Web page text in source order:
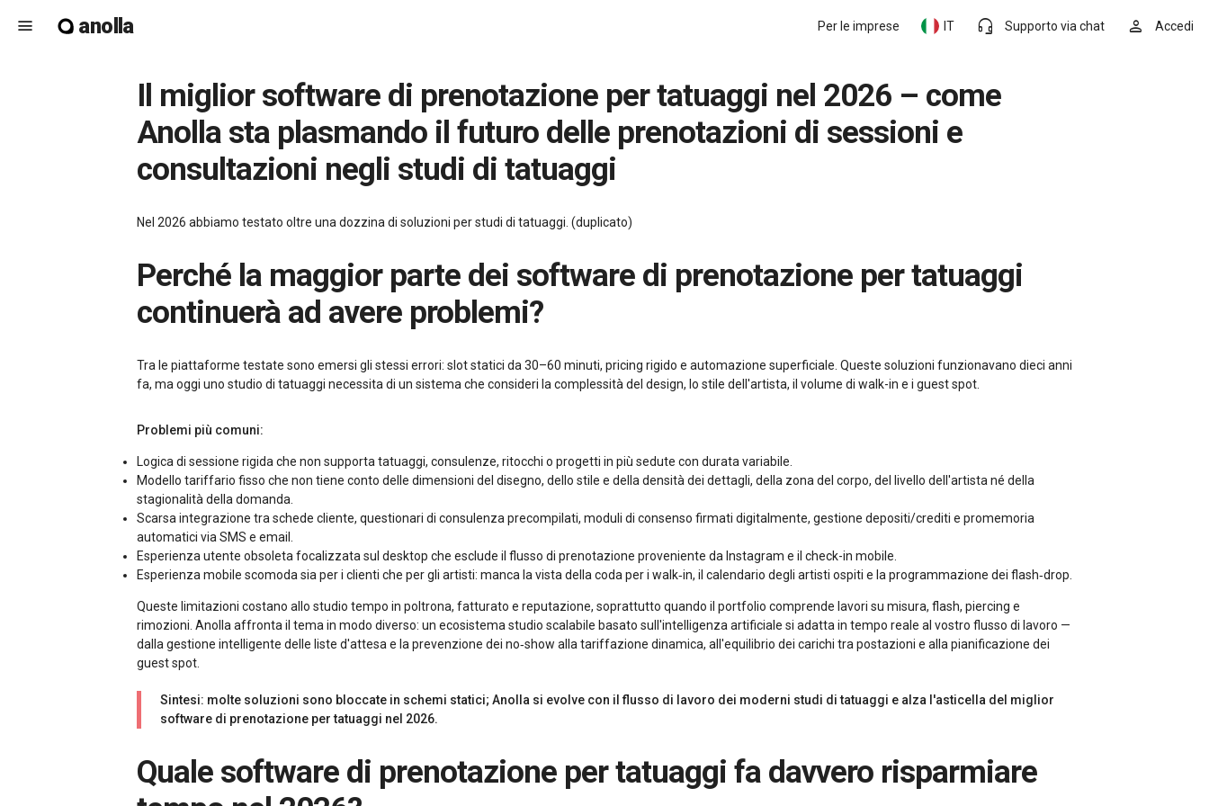
menu anolla person Accedi
headset_mic Supporto via chat
IT
Per le imprese
Il miglior software di prenotazione per tatuaggi nel 2026 – come
Anolla sta plasmando il futuro delle prenotazioni di sessioni e
consultazioni negli studi di tatuaggi
Nel 2026 abbiamo testato oltre una dozzina di soluzioni per studi di tatuaggi. (duplicato)
Perché la maggior parte dei software di prenotazione per tatuaggi
continuerà ad avere problemi?
Tra le piattaforme testate sono emersi gli stessi errori: slot statici da 30–60 minuti, pricing rigido e automazione superficiale. Queste soluzioni funzionavano dieci anni
fa, ma oggi uno studio di tatuaggi necessita di un sistema che consideri la complessità del design, lo stile dell'artista, il volume di walk-in e i guest spot.
Problemi più comuni:
Logica di sessione rigida che non supporta tatuaggi, consulenze, ritocchi o progetti in più sedute con durata variabile.
Modello tariffario fisso che non tiene conto delle dimensioni del disegno, dello stile e della densità dei dettagli, della zona del corpo, del livello dell'artista né della
stagionalità della domanda.
Scarsa integrazione tra schede cliente, questionari di consulenza precompilati, moduli di consenso firmati digitalmente, gestione depositi/crediti e promemoria
automatici via SMS e email.
Esperienza utente obsoleta focalizzata sul desktop che esclude il flusso di prenotazione proveniente da Instagram e il check-in mobile.
Esperienza mobile scomoda sia per i clienti che per gli artisti: manca la vista della coda per i walk‑in, il calendario degli artisti ospiti e la programmazione dei flash‑drop.
Queste limitazioni costano allo studio tempo in poltrona, fatturato e reputazione, soprattutto quando il portfolio comprende lavori su misura, flash, piercing e
rimozioni. Anolla affronta il tema in modo diverso: un ecosistema studio scalabile basato sull'intelligenza artificiale si adatta in tempo reale al vostro flusso di lavoro —
dalla gestione intelligente delle liste d'attesa e la prevenzione dei no‑show alla tariffazione dinamica, all'equilibrio dei carichi tra postazioni e alla pianificazione dei
guest spot.
Sintesi: molte soluzioni sono bloccate in schemi statici; Anolla si evolve con il flusso di lavoro dei moderni studi di tatuaggi e alza l'asticella del miglior
software di prenotazione per tatuaggi nel 2026.
Quale software di prenotazione per tatuaggi fa davvero risparmiare